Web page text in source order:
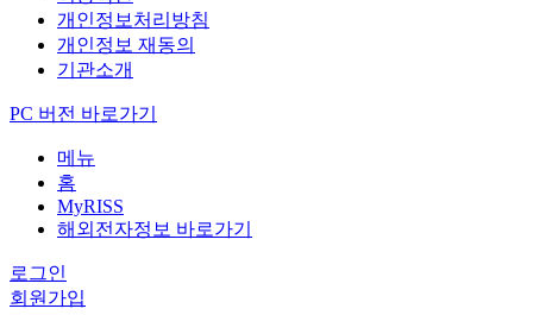
개인정보처리방침
개인정보 재동의
기관소개
PC 버전 바로가기
메뉴
홈
MyRISS
해외전자정보 바로가기
로그인
회원가입